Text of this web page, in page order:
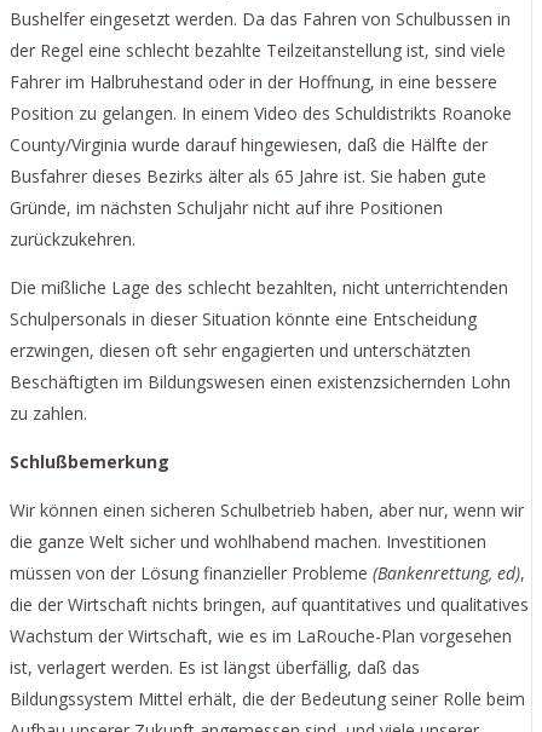
Bushelfer eingesetzt werden. Da das Fahren von Schulbussen in
der Regel eine schlecht bezahlte Teilzeitanstellung ist, sind viele
Fahrer im Halbruhestand oder in der Hoffnung, in eine bessere
Position zu gelangen. In einem Video des Schuldistrikts Roanoke
County/Virginia wurde darauf hingewiesen, daß die Hälfte der
Busfahrer dieses Bezirks älter als 65 Jahre ist. Sie haben gute
Gründe, im nächsten Schuljahr nicht auf ihre Positionen
zurückzukehren.
Die mißliche Lage des schlecht bezahlten, nicht unterrichtenden
Schulpersonals in dieser Situation könnte eine Entscheidung
erzwingen, diesen oft sehr engagierten und unterschätzten
Beschäftigten im Bildungswesen einen existenzsichernden Lohn
zu zahlen.
Schlußbemerkung
Wir können einen sicheren Schulbetrieb haben, aber nur, wenn wir
die ganze Welt sicher und wohlhabend machen. Investitionen
müssen von der Lösung finanzieller Probleme (Bankenrettung, ed),
die der Wirtschaft nichts bringen, auf quantitatives und qualitatives
Wachstum der Wirtschaft, wie es im LaRouche-Plan vorgesehen
ist, verlagert werden. Es ist längst überfällig, daß das
Bildungssystem Mittel erhält, die der Bedeutung seiner Rolle beim